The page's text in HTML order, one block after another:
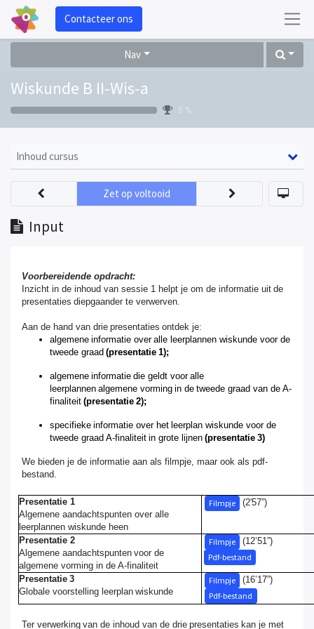
Contacteer ons
Nav
Wiskunde B II-Wis-a
0 %
Inhoud cursus
Input
Zet op voltooid
Voorbereidende opdracht:
Inzicht in de inhoud van sessie 1 helpt je om de informatie uit de
presentaties diepgaander te verwerven.
Aan de hand van drie presentaties ontdek je:
algemene informatie over alle leerplannen wiskunde voor de
tweede graad (presentatie 1);
algemene informatie die geldt voor alle
leerplannen algemene vorming in de tweede graad van de A-
finaliteit (presentatie 2);
specifieke informatie over het leerplan wiskunde voor de
tweede graad A-finaliteit in grote lijnen (presentatie 3)
We bieden je de informatie aan als filmpje, maar ook als pdf-
bestand.
Presentatie 1
Algemene aandachtspunten over alle
leerplannen wiskunde heen
Filmpje (2'57”)
Presentatie 2
Algemene aandachtspunten voor de
algemene vorming in de A-finaliteit
Filmpje
(12’51”)
Pdf-bestand
Presentatie 3
Globale voorstelling leerplan wiskunde
Filmpje
(16’17”)
Pdf-bestand
Ter verwerking van de inhoud van de drie presentaties kan je met